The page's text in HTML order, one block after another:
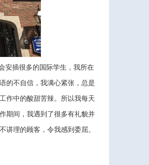
安插很多的国际学生，我所在
的不自信，我满心紧张，总是
作中的酸甜苦辣。所以我每天
期间，我遇到了很多有礼貌并
讲理的顾客，令我感到委屈。